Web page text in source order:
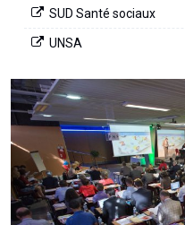
SUD Santé sociaux
UNSA